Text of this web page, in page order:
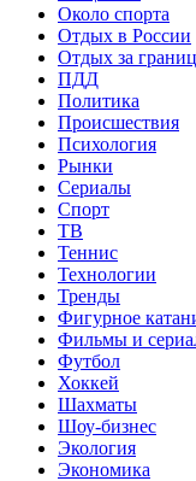
Около спорта
Отдых в России
Отдых за
ПДД
Политика
Происшествия
Психология
Рынки
Сериалы
Спорт
ТВ
Теннис
Технологии
Тренды
Фигурное
Фильмы и
Футбол
Хоккей
Шахматы
Шоу-бизнес
Экология
Экономика